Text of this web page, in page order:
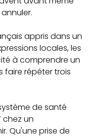
appris dans un
locales, les
à comprendre un
faire répéter trois
de santé
chez un
Qu'une prise de